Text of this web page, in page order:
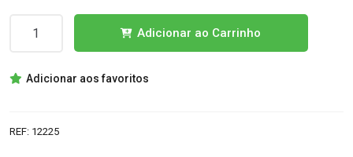
TRANSISTOR
Adicionar ao Carrinho
Adicionar aos favoritos
REF: 12225